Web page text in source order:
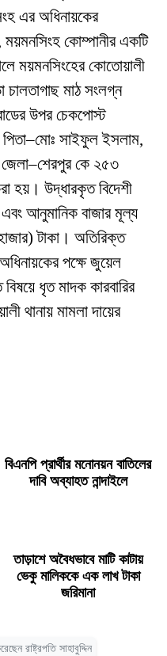
এর অধিনায়কের
কোম্পানীর একটি
ময়মনসিংহের কোতোয়ালী
চালতাগাছ মাঠ সংলগ্ন
উপর চেকপোস্ট
পিতা–মোঃ সাইফুল ইসলাম,
জেলা–শেরপুর কে ২৫৩
হয়। উদ্ধারকৃত বিদেশী
আনুমানিক বাজার মূল্য
টাকা। অতিরিক্ত
পক্ষে জুয়েল
ধৃত মাদক কারবারির
থানায় মামলা দায়ের
বিএনপি প্রার্থীর মনোনয়ন বাতিলের
দাবি অব্যাহত নান্দাইলে
তাড়াশে অবৈধভাবে মাটি কাটায়
ভেকু মালিককে এক লাখ টাকা
জরিমানা
রাষ্ট্রপতি সাহাবুদ্দিন